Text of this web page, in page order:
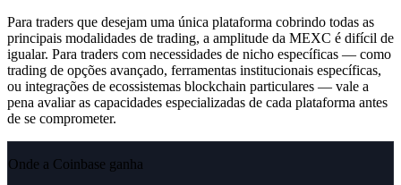
Para traders que desejam uma única plataforma cobrindo todas as
principais modalidades de trading, a amplitude da MEXC é difícil de
igualar. Para traders com necessidades de nicho específicas — como
trading de opções avançado, ferramentas institucionais específicas,
ou integrações de ecossistemas blockchain particulares — vale a
pena avaliar as capacidades especializadas de cada plataforma antes
de se comprometer.
Onde a Coinbase ganha